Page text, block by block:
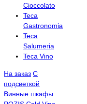
Cioccolato
Teca
Gastronomia
Teca
Salumeria
Teca Vino
На заказ С
подсветкой
Винные шкафы